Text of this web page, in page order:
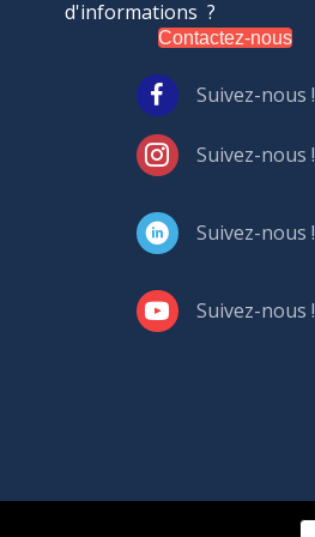
d'informations ?
Contactez-nous
Suivez-nous !
Suivez-nous !
Suivez-nous !
Suivez-nous !